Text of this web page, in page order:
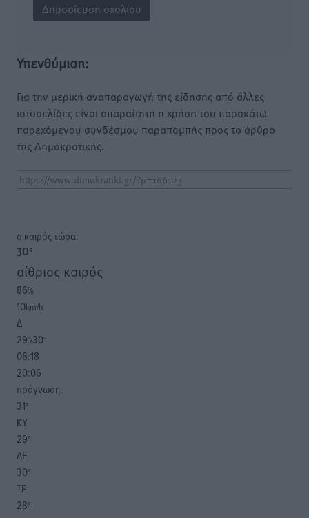
Υπενθύμιση:
Για την μερική αναπαραγωγή της είδησης από άλλες
ιστοσελίδες είναι απαραίτητη η χρήση του παρακάτω
παρεχόμενου συνδέσμου παραπομπής προς το άρθρο
της Δημοκρατικής.
o καιρός τώρα:
30°
αίθριος καιρός
86%
10km/h
Δ
29°/30°
06:18
20:06
πρόγνωση:
31°
ΚΥ
29°
ΔΕ
30°
ΤΡ
28°